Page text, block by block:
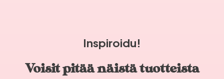
Inspiroidu!
Voisit pitää näistä tuotteista